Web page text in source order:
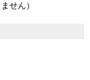
せん）